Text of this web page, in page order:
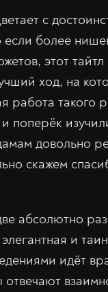
с
более
этот
ход, на
работа такого
и поперёк
довольно
скажем
абсолютно
и
идёт